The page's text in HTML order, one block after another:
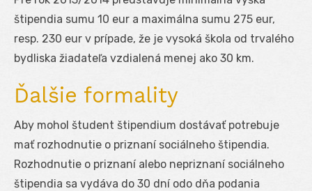
štipendia sumu 10 eur a maximálna sumu 275 eur,
resp. 230 eur v prípade, že je vysoká škola od trvalého
bydliska žiadateľa vzdialená menej ako 30 km.
Ďalšie formality
Aby mohol študent štipendium dostávať potrebuje
mať rozhodnutie o priznaní sociálneho štipendia.
Rozhodnutie o priznaní alebo nepriznaní sociálneho
štipendia sa vydáva do 30 dní odo dňa podania